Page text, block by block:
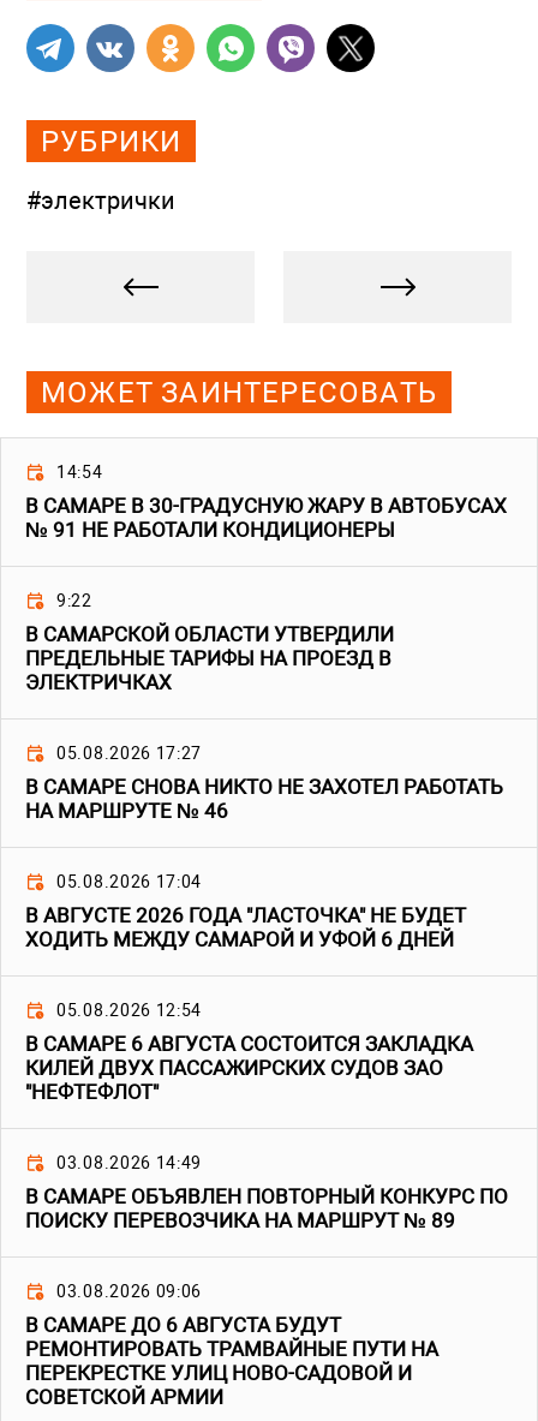
РУБРИКИ
#электрички
МОЖЕТ ЗАИНТЕРЕСОВАТЬ
14:54
В САМАРЕ В 30-ГРАДУСНУЮ ЖАРУ В АВТОБУСАХ
№ 91 НЕ РАБОТАЛИ КОНДИЦИОНЕРЫ
9:22
В САМАРСКОЙ ОБЛАСТИ УТВЕРДИЛИ
ПРЕДЕЛЬНЫЕ ТАРИФЫ НА ПРОЕЗД В
ЭЛЕКТРИЧКАХ
05.08.2026 17:27
В САМАРЕ СНОВА НИКТО НЕ ЗАХОТЕЛ РАБОТАТЬ
НА МАРШРУТЕ № 46
05.08.2026 17:04
В АВГУСТЕ 2026 ГОДА "ЛАСТОЧКА" НЕ БУДЕТ
ХОДИТЬ МЕЖДУ САМАРОЙ И УФОЙ 6 ДНЕЙ
05.08.2026 12:54
В САМАРЕ 6 АВГУСТА СОСТОИТСЯ ЗАКЛАДКА
КИЛЕЙ ДВУХ ПАССАЖИРСКИХ СУДОВ ЗАО
"НЕФТЕФЛОТ"
03.08.2026 14:49
В САМАРЕ ОБЪЯВЛЕН ПОВТОРНЫЙ КОНКУРС ПО
ПОИСКУ ПЕРЕВОЗЧИКА НА МАРШРУТ № 89
03.08.2026 09:06
В САМАРЕ ДО 6 АВГУСТА БУДУТ
РЕМОНТИРОВАТЬ ТРАМВАЙНЫЕ ПУТИ НА
ПЕРЕКРЕСТКЕ УЛИЦ НОВО-САДОВОЙ И
СОВЕТСКОЙ АРМИИ